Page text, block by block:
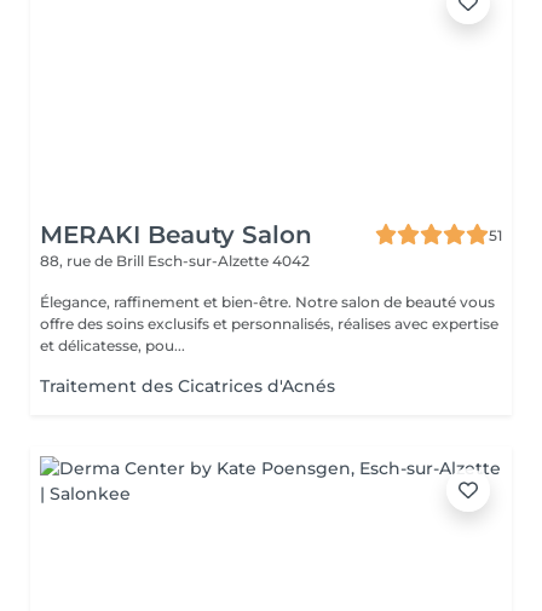
MERAKI Beauty Salon
51
88, rue de Brill Esch-sur-Alzette 4042
Élegance, raffinement et bien-être. Notre salon de beauté vous
offre des soins exclusifs et personnalisés, réalises avec expertise
et délicatesse, pou...
Traitement des Cicatrices d'Acnés